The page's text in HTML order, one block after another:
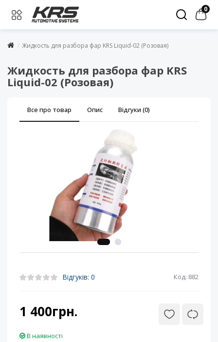
0
Жидкость для разбора фар KRS Liquid-02 (Розовая)
Жидкость для разбора фар KRS
Liquid-02 (Розовая)
Все про товар Опис Відгуки (0)
Відгуків: 0 Код: 882
1 400грн.
В наявності